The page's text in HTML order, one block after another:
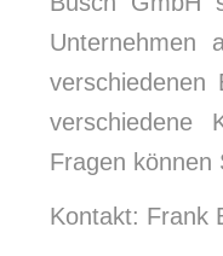
Unternehmen
verschiedenen
verschiedene
Fragen können
Kontakt: Frank